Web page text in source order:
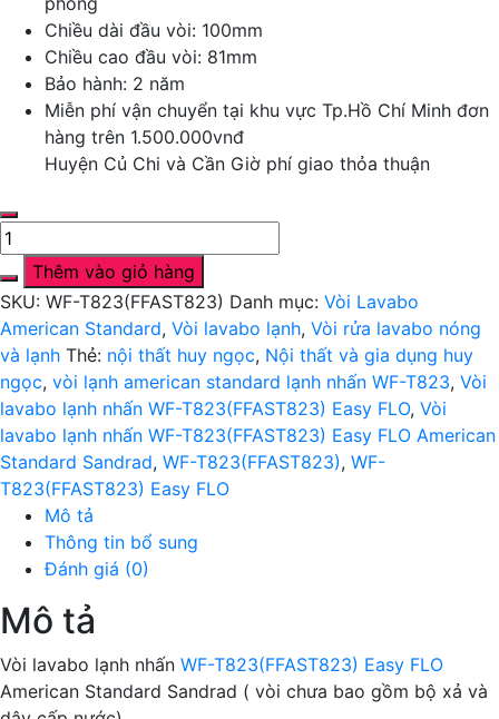
Chiều dài đầu vòi: 100mm
Chiều cao đầu vòi: 81mm
Bảo hành: 2 năm
Miễn phí vận chuyển tại khu vực Tp.Hồ Chí Minh đơn
hàng trên 1.500.000vnđ
Huyện Củ Chi và Cần Giờ phí giao thỏa thuận
Vòi
lavabo
lạnh
nhấn
WF-
T823(FFAST823)
Easy
FLO
American
Standard
Sandrad
lượng
Thêm vào giỏ hàng
SKU: WF-T823(FFAST823) Danh mục: Vòi Lavabo
American Standard, Vòi lavabo lạnh, Vòi rửa lavabo nóng
và lạnh Thẻ: nội thất huy ngọc, Nội thất và gia dụng huy
ngọc, vòi lạnh american standard lạnh nhấn WF-T823, Vòi
lavabo lạnh nhấn WF-T823(FFAST823) Easy FLO, Vòi
lavabo lạnh nhấn WF-T823(FFAST823) Easy FLO American
Standard Sandrad, WF-T823(FFAST823), WF-
T823(FFAST823) Easy FLO
Mô tả
Thông tin bổ sung
Đánh giá (0)
Mô tả
Vòi lavabo lạnh nhấn WF-T823(FFAST823) Easy FLO
American Standard Sandrad ( vòi chưa bao gồm bộ xả và